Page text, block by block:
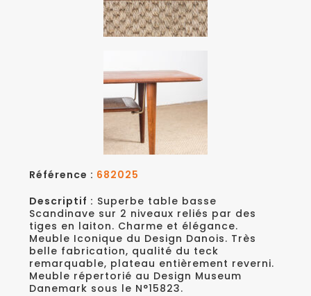
Référence : 682025
Descriptif : Superbe table basse
Scandinave sur 2 niveaux reliés par des
tiges en laiton. Charme et élégance.
Meuble Iconique du Design Danois. Très
belle fabrication, qualité du teck
remarquable, plateau entièrement reverni.
Meuble répertorié au Design Museum
Danemark sous le N°15823.